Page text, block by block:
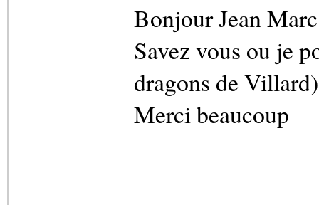
Bonjour Jean
Savez vous ou je
dragons de
Merci beaucoup